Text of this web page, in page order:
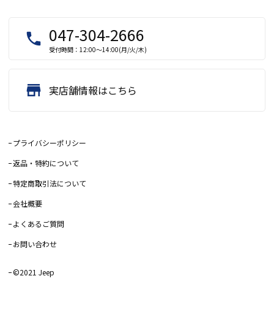
local_phone 047-304-2666
受付時間：12:00～14:00(月/火/木)
store 実店舗情報はこちら
プライバシーポリシー
返品・特約について
特定商取引法について
会社概要
よくあるご質問
お問い合わせ
©2021 Jeep